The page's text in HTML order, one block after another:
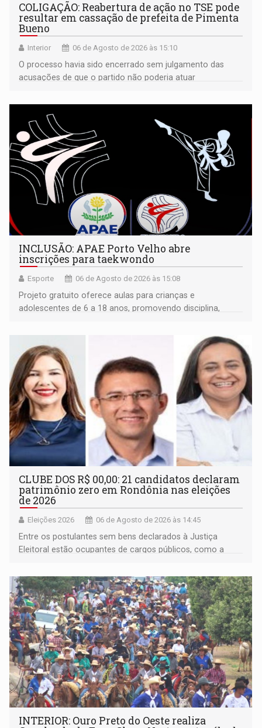
COLIGAÇÃO: Reabertura de ação no TSE pode
resultar em cassação de prefeita de Pimenta
Bueno
Interior 06 de Agosto de 2026 às 15:10
O processo havia sido encerrado sem julgamento das
acusações de que o partido não poderia atuar
INCLUSÃO: APAE Porto Velho abre
inscrições para taekwondo
Esporte 06 de Agosto de 2026 às 15:08
Projeto gratuito oferece aulas para crianças e
adolescentes de 6 a 18 anos, promovendo disciplina,
CLUBE DOS R$ 00,00: 21 candidatos declaram
patrimônio zero em Rondônia nas eleições
de 2026
Eleições 2026 06 de Agosto de 2026 às 14:45
Entre os postulantes sem bens declarados à Justiça
Eleitoral estão ocupantes de cargos públicos, como a
Pedro Geovar (PP) e a vice-prefeita Magna dos Anjos
(NOVO)
INTERIOR: Ouro Preto do Oeste realiza